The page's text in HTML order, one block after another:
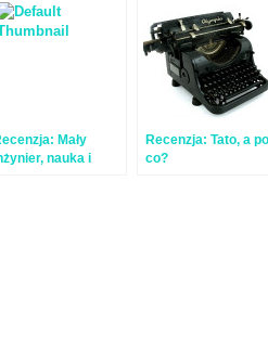
Mały
nauka i
Recenzja: Tato, a po
co?